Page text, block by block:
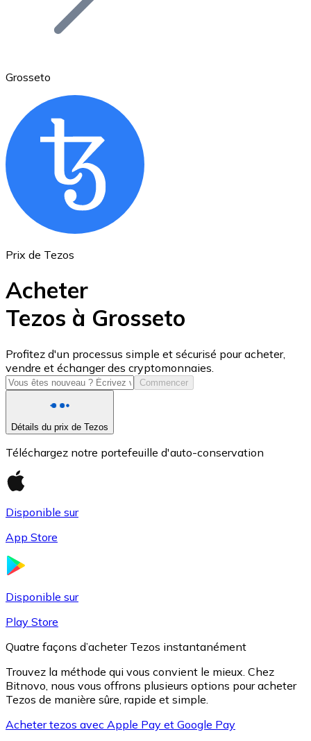
ETH
USD Coin
USDC
Grosseto
Prix de Tezos
Acheter
Tezos à Grosseto
Profitez d'un processus simple et sécurisé pour acheter,
vendre et échanger des cryptomonnaies.
Commencer
Détails du prix de Tezos
Téléchargez notre portefeuille d'auto-conservation
Disponible sur
App Store
Disponible sur
Play Store
Quatre façons d’acheter Tezos instantanément
Trouvez la méthode qui vous convient le mieux. Chez
Bitnovo, nous vous offrons plusieurs options pour acheter
Tezos de manière sûre, rapide et simple.
Acheter tezos avec Apple Pay et Google Pay